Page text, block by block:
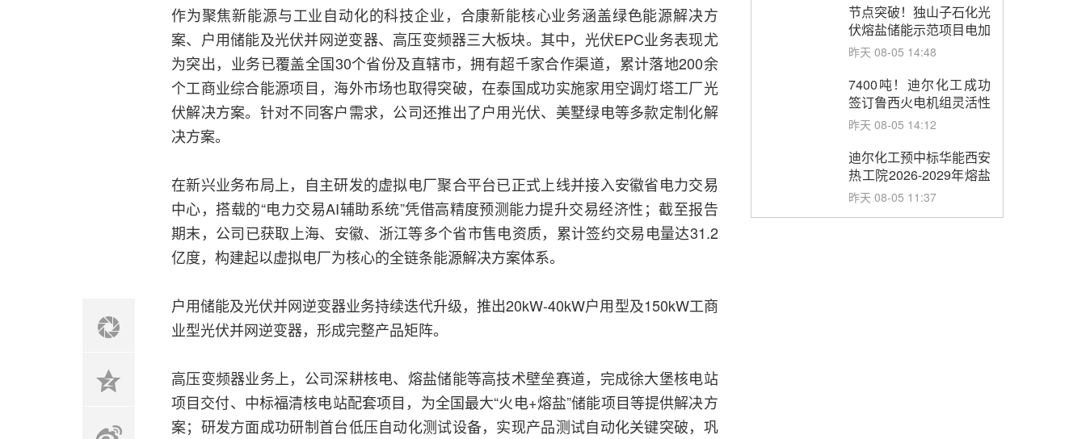
作为聚焦新能源与工业自动化的科技企业，合康新能核心业务涵盖绿色能源解决方
案、户用储能及光伏并网逆变器、高压变频器三大板块。其中，光伏EPC业务表现尤
为突出，业务已覆盖全国30个省份及直辖市，拥有超千家合作渠道，累计落地200余
个工商业综合能源项目，海外市场也取得突破，在泰国成功实施家用空调灯塔工厂光
伏解决方案。针对不同客户需求，公司还推出了户用光伏、美墅绿电等多款定制化解
决方案。
在新兴业务布局上，自主研发的虚拟电厂聚合平台已正式上线并接入安徽省电力交易
中心，搭载的“电力交易AI辅助系统”凭借高精度预测能力提升交易经济性；截至报告
期末，公司已获取上海、安徽、浙江等多个省市售电资质，累计签约交易电量达31.2
亿度，构建起以虚拟电厂为核心的全链条能源解决方案体系。
户用储能及光伏并网逆变器业务持续迭代升级，推出20kW-40kW户用型及150kW工商
业型光伏并网逆变器，形成完整产品矩阵。
高压变频器业务上，公司深耕核电、熔盐储能等高技术壁垒赛道，完成徐大堡核电站
项目交付、中标福清核电站配套项目，为全国最大“火电+熔盐”储能项目等提供解决方
案；研发方面成功研制首台低压自动化测试设备，实现产品测试自动化关键突破，巩
采购
节点突破！独山子石化光
伏熔盐储能示范项目电加
热器厂房顺利封顶
昨天 08-05 14:48
7400吨！迪尔化工成功
签订鲁西火电机组灵活性
改造项目三元液态盐采购
昨天 08-05 14:12
迪尔化工预中标华能西安
热工院2026-2029年熔盐
介质框架协议
昨天 08-05 11:37